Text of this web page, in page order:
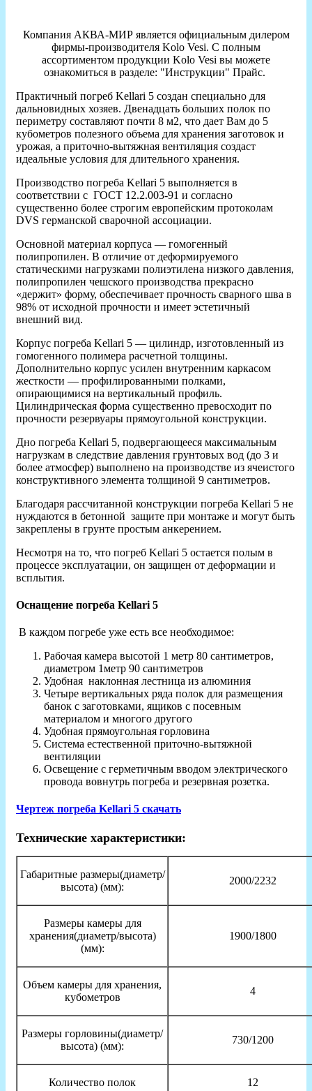
Компания АКВА-МИР является официальным дилером
фирмы-производителя Kolo Vesi. С полным
ассортиментом продукции Kolo Vesi вы можете
ознакомиться в разделе: "Инструкции" Прайс.
Практичный погреб Kellari 5 создан специально для
дальновидных хозяев. Двенадцать больших полок по
периметру составляют почти 8 м2, что дает Вам до 5
кубометров полезного объема для хранения заготовок и
урожая, а приточно-вытяжная вентиляция создаст
идеальные условия для длительного хранения.
Производство погреба Kellari 5 выполняется в
соответствии с ГОСТ 12.2.003-91 и согласно
существенно более строгим европейским протоколам
DVS германской сварочной ассоциации.
Основной материал корпуса — гомогенный
полипропилен. В отличие от деформируемого
статическими нагрузками полиэтилена низкого давления,
полипропилен чешского производства прекрасно
«держит» форму, обеспечивает прочность сварного шва в
98% от исходной прочности и имеет эстетичный
внешний вид.
Корпус погреба Kellari 5 — цилиндр, изготовленный из
гомогенного полимера расчетной толщины.
Дополнительно корпус усилен внутренним каркасом
жесткости — профилированными полками,
опирающимися на вертикальный профиль.
Цилиндрическая форма существенно превосходит по
прочности резервуары прямоугольной конструкции.
Дно погреба Kellari 5, подвергающееся максимальным
нагрузкам в следствие давления грунтовых вод (до 3 и
более атмосфер) выполнено на производстве из ячеистого
конструктивного элемента толщиной 9 сантиметров.
Благодаря рассчитанной конструкции погреба Kellari 5 не
нуждаются в бетонной защите при монтаже и могут быть
закреплены в грунте простым анкерением.
Несмотря на то, что погреб Kellari 5 остается полым в
процессе эксплуатации, он защищен от деформации и
всплытия.
Оснащение погреба Kellari 5
В каждом погребе уже есть все необходимое:
Рабочая камера высотой 1 метр 80 сантиметров,
диаметром 1метр 90 сантиметров
Удобная наклонная лестница из алюминия
Четыре вертикальных ряда полок для размещения
банок с заготовками, ящиков с посевным
материалом и многого другого
Удобная прямоугольная горловина
Система естественной приточно-вытяжной
вентиляции
Освещение с герметичным вводом электрического
провода вовнутрь погреба и резервная розетка.
Чертеж погреба Kellari 5 скачать
Технические характеристики:
Габаритные размеры(диаметр/
высота) (мм):
2000/2232
Размеры камеры для
хранения(диаметр/высота)
(мм):
1900/1800
Объем камеры для хранения,
кубометров
4
Размеры горловины(диаметр/
высота) (мм):
730/1200
Количество полок 12